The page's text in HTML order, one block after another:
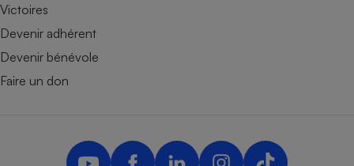
Victoires
Devenir adhérent
Devenir bénévole
Faire un don